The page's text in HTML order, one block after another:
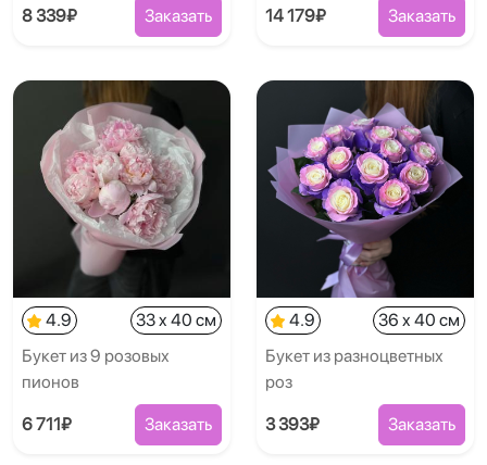
8 339₽ Заказать 14 179₽ Заказать
4.9
33 x 40 см
Букет из 9 розовых
пионов
6 711₽ Заказать
4.9
36 x 40 см
Букет из разноцветных
роз
3 393₽ Заказать